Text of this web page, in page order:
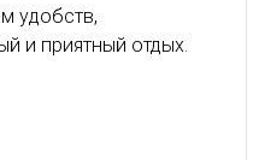
удобств,
и приятный отдых.